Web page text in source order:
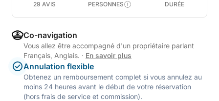
29 AVIS PERSONNES DURÉE
Co-navigation
Vous allez être accompagné d'un propriétaire parlant
Français, Anglais. · En savoir plus
Annulation flexible
Obtenez un remboursement complet si vous annulez au
moins 24 heures avant le début de votre réservation
(hors frais de service et commission).